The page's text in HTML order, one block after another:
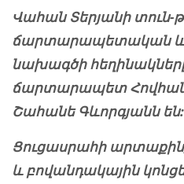
Վահան Տերյանի
ճարտարապետական և
նախագծի
ճարտարապետ
Շահանե Գևորգյանն են:
Ցուցասրահի
և բովանդակային